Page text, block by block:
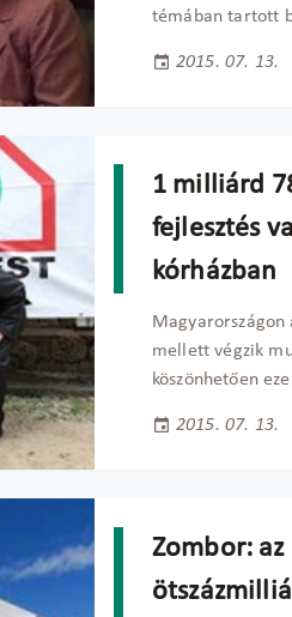
témában tartott
2015. 07. 13.
1 milliárd
fejlesztés
kórházban
mellett végzik
köszönhetően
2015. 07. 13.
Zombor: